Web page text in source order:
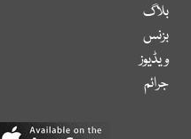
بلاگ
بزنس
ویڈیوز
جرائم